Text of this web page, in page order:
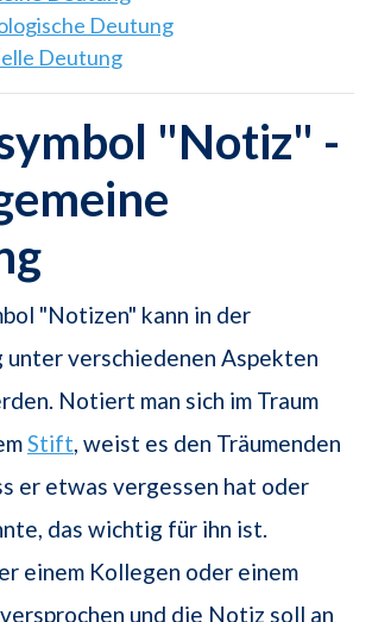
Deutung
Deutung
"Notiz" -
"Notizen" kann in der
unter verschiedenen Aspekten
Notiert man sich im Traum
Stift, weist es den Träumenden
er etwas vergessen hat oder
das wichtig für ihn ist.
einem Kollegen oder einem
und die Notiz soll an